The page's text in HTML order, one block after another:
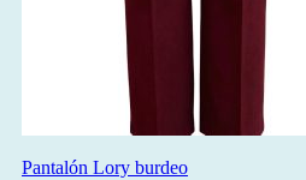
Pantalón Lory burdeo